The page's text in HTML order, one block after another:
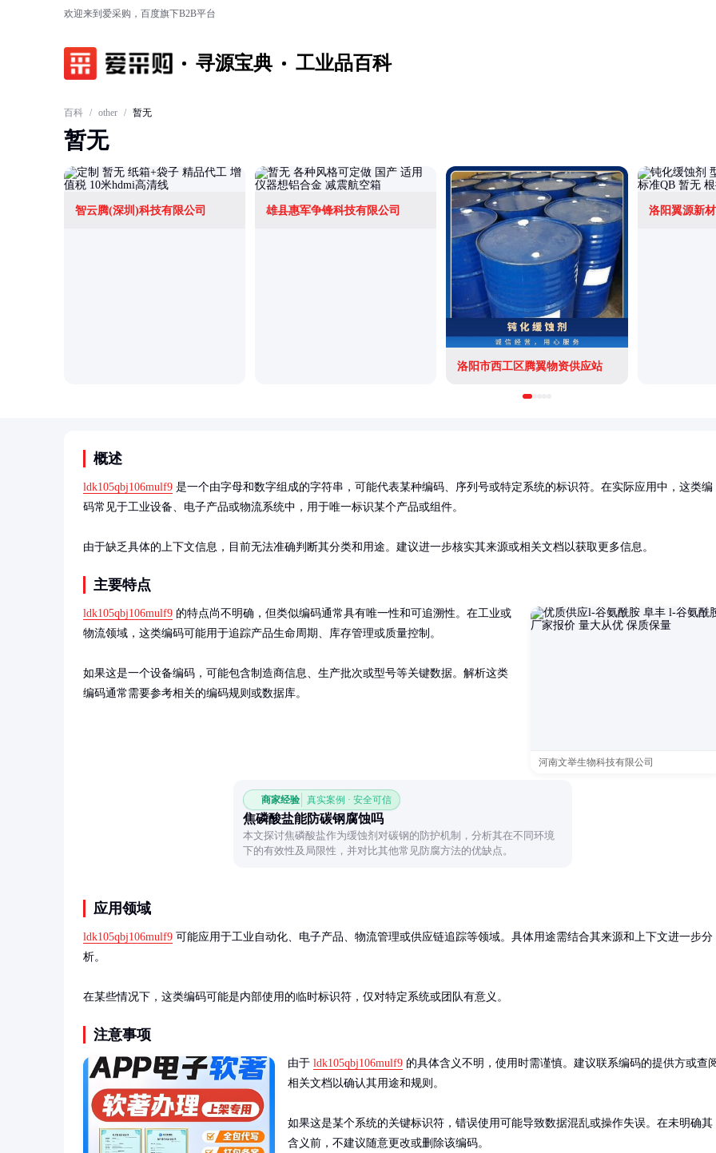
欢迎来到爱采购，百度旗下B2B平台
寻源宝典 工业品百科
百科 / other / 暂无
暂无
智云腾(深圳)科技有限公司 雄县惠军争锋科技有限公司
洛阳市西工区腾翼物资供应站
洛阳翼源新
概述
ldk105qbj106mulf9 是一个由字母和数字组成的字符串，可能代表某种编码、序列号或特定系统的标识符。在实际应用中，这类编
码常见于工业设备、电子产品或物流系统中，用于唯一标识某个产品或组件。
由于缺乏具体的上下文信息，目前无法准确判断其分类和用途。建议进一步核实其来源或相关文档以获取更多信息。
主要特点
河南文举生物科技有限公司
ldk105qbj106mulf9 的特点尚不明确，但类似编码通常具有唯一性和可追溯性。在工业或
物流领域，这类编码可能用于追踪产品生命周期、库存管理或质量控制。
如果这是一个设备编码，可能包含制造商信息、生产批次或型号等关键数据。解析这类
编码通常需要参考相关的编码规则或数据库。
商家经验 真实案例 · 安全可信
焦磷酸盐能防碳钢腐蚀吗
本文探讨焦磷酸盐作为缓蚀剂对碳钢的防护机制，分析其在不同环境
下的有效性及局限性，并对比其他常见防腐方法的优缺点。
应用领域
ldk105qbj106mulf9 可能应用于工业自动化、电子产品、物流管理或供应链追踪等领域。具体用途需结合其来源和上下文进一步分
析。
在某些情况下，这类编码可能是内部使用的临时标识符，仅对特定系统或团队有意义。
注意事项
由于 ldk105qbj106mulf9 的具体含义不明，使用时需谨慎。建议联系编码的提供方或查
相关文档以确认其用途和规则。
如果这是某个系统的关键标识符，错误使用可能导致数据混乱或操作失误。在未明确其
含义前，不建议随意更改或删除该编码。